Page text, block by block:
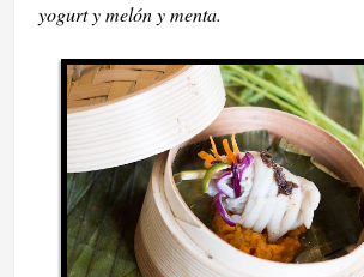
yogurt y melón y menta.